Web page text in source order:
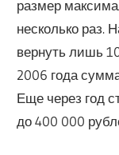
размер
несколько раз.
вернуть лишь
2006 года
Еще через год
до 400 000